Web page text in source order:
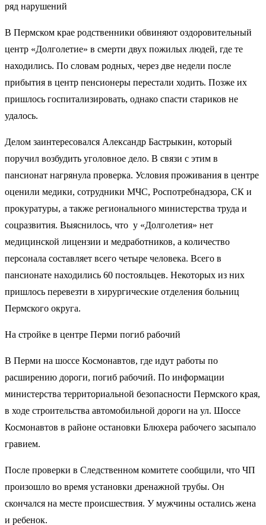
ряд нарушений
В Пермском крае родственники обвиняют оздоровительный
центр «Долголетие» в смерти двух пожилых людей, где те
находились. По словам родных, через две недели после
прибытия в центр пенсионеры перестали ходить. Позже их
пришлось госпитализировать, однако спасти стариков не
удалось.
Делом заинтересовался Александр Бастрыкин, который
поручил возбудить уголовное дело. В связи с этим в
пансионат нагрянула проверка. Условия проживания в центре
оценили медики, сотрудники МЧС, Роспотребнадзора, СК и
прокуратуры, а также регионального министерства труда и
соцразвития. Выяснилось, что у «Долголетия» нет
медицинской лицензии и медработников, а количество
персонала составляет всего четыре человека. Всего в
пансионате находились 60 постояльцев. Некоторых из них
пришлось перевезти в хирургические отделения больниц
Пермского округа.
На стройке в центре Перми погиб рабочий
В Перми на шоссе Космонавтов, где идут работы по
расширению дороги, погиб рабочий. По информации
министерства территориальной безопасности Пермского края,
в ходе строительства автомобильной дороги на ул. Шоссе
Космонавтов в районе остановки Блюхера рабочего засыпало
гравием.
После проверки в Следственном комитете сообщили, что ЧП
произошло во время установки дренажной трубы. Он
скончался на месте происшествия. У мужчины остались жена
и ребенок.